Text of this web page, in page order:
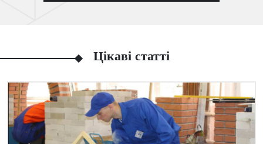
Цікаві статті